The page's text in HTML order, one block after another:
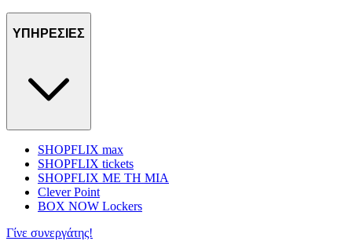
ΥΠΗΡΕΣΙΕΣ
SHOPFLIX max
SHOPFLIX tickets
SHOPFLIX ΜΕ ΤΗ ΜΙΑ
Clever Point
BOX NOW Lockers
Γίνε συνεργάτης!